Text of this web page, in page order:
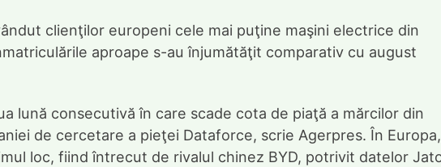
clienţilor europeni cele mai puţine maşini electrice din
aproape s-au înjumătăţit comparativ cu august
lună consecutivă în care scade cota de piaţă a mărcilor din
de cercetare a pieţei Dataforce, scrie Agerpres. În Europa,
loc, fiind întrecut de rivalul chinez BYD, potrivit datelor